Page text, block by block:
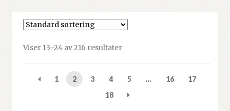
Viser 13–24 av 216 resultater
1 2 3 4 5 … 16
17
18